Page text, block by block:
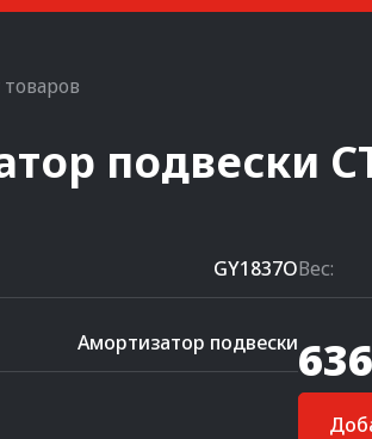
подвески
GY1837OВес:
Амортизатор подвески